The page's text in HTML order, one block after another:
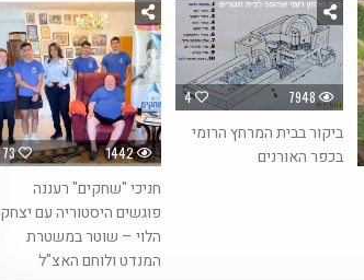
73 1442
חניכי "שחקים" רעננה
פוגשים היסטוריה עם יצחק
הלוי – שוטר במשטרת
המנדט ולוחם האצ"ל
4 7948
ביקור בבית המרחץ הרומי
בכפר האורנים